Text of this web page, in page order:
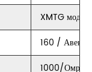
XMTG
160 / Авенс
1000/Омрон